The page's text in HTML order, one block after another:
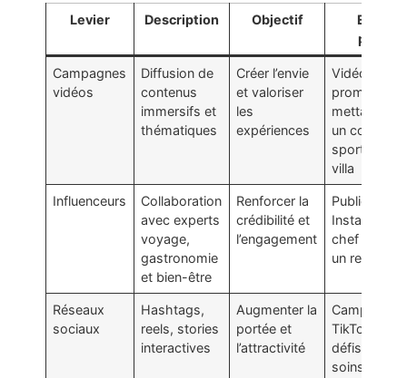
Levier Description Objectif
Campagnes
vidéos
Diffusion de
contenus
immersifs et
thématiques
Créer l’envie
et valoriser
les
expériences
Vidéo
mettant en
un coaching
sportif dans
villa
Influenceurs
Collaboration
avec experts
voyage,
gastronomie
et bien-être
Renforcer la
crédibilité et
l’engagement
Publication
Instagram
chef
un repas
Réseaux
sociaux
Hashtags,
reels, stories
interactives
Augmenter la
portée et
l’attractivité
Campagne
TikTok avec
défis
soins spa